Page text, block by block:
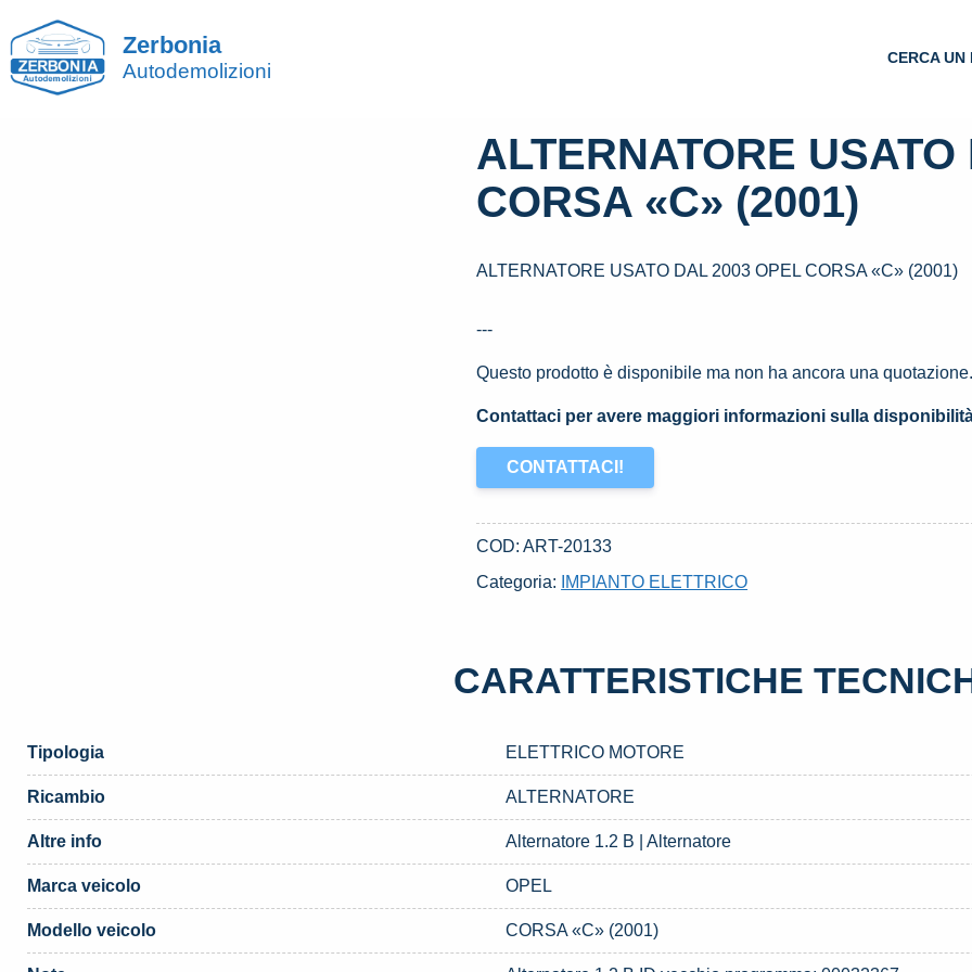
Zerbonia
Autodemolizioni
CERCA UN
ALTERNATORE
CORSA «C» (2001)
ALTERNATORE USATO DAL 2003 OPEL CORSA «C» (2001)
---
Questo prodotto è disponibile ma non ha ancora una
Contattaci per avere maggiori informazioni sulla
CONTATTACI!
COD:ART-20133
Categoria:
IMPIANTO ELETTRICO
CARATTERISTICHE
Tipologia ELETTRICO MOTORE
Ricambio ALTERNATORE
Altre info Alternatore 1.2 B | Alternatore
Marca veicolo OPEL
Modello veicolo CORSA «C» (2001)